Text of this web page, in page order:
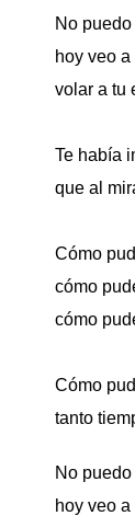
No
hoy veo
volar a tu
Te había
que al
Cómo
cómo
cómo
Cómo
tanto
No
hoy veo